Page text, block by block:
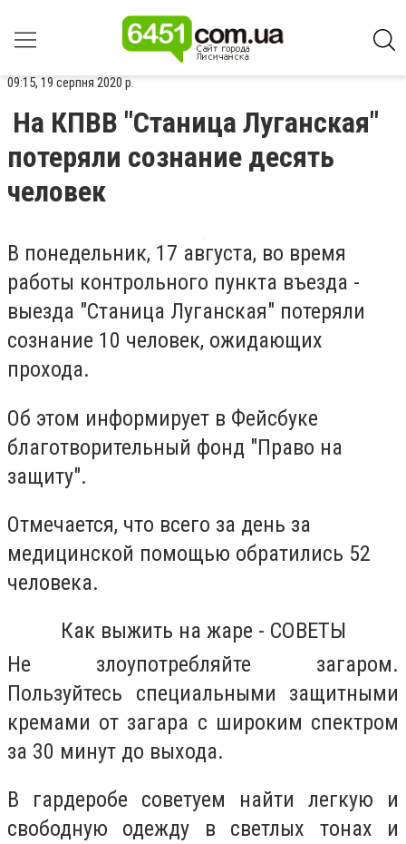
09:15, 19 серпня 2020 р.
На КПВВ "Станица Луганская"
потеряли сознание десять
человек
В понедельник, 17 августа, во время
работы контрольного пункта въезда -
выезда "Станица Луганская" потеряли
сознание 10 человек, ожидающих
прохода.
Об этом информирует в Фейсбуке
благотворительный фонд "Право на
защиту".
Отмечается, что всего за день за
медицинской помощью обратились 52
человека.
Как выжить на жаре - СОВЕТЫ
Не злоупотребляйте загаром.
Пользуйтесь специальными защитными
кремами от загара с широким спектром
за 30 минут до выхода.
В гардеробе советуем найти легкую и
свободную одежду в светлых тонах и